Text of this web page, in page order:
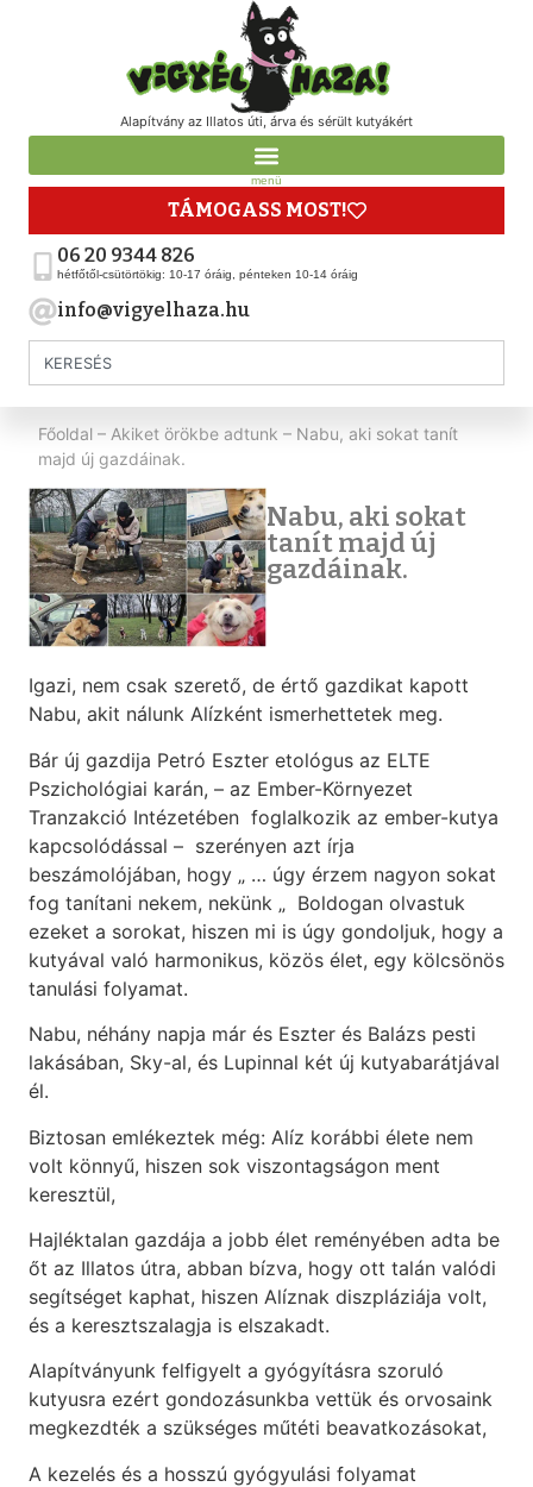
Alapítvány az Illatos úti, árva és sérült kutyákért
menü
TÁMOGASS MOST!
06 20 9344 826
hétfőtől-csütörtökig: 10-17 óráig, pénteken 10-14 óráig
info@vigyelhaza.hu
Főoldal – Akiket örökbe adtunk – Nabu, aki sokat tanít
majd új gazdáinak.
Nabu, aki sokat
tanít majd új
gazdáinak.
Igazi, nem csak szerető, de értő gazdikat kapott
Nabu, akit nálunk Alízként ismerhettetek meg.
Bár új gazdija Petró Eszter etológus az ELTE
Pszichológiai karán, – az Ember-Környezet
Tranzakció Intézetében foglalkozik az ember-kutya
kapcsolódással – szerényen azt írja
beszámolójában, hogy „ … úgy érzem nagyon sokat
fog tanítani nekem, nekünk „ Boldogan olvastuk
ezeket a sorokat, hiszen mi is úgy gondoljuk, hogy a
kutyával való harmonikus, közös élet, egy kölcsönös
tanulási folyamat.
Nabu, néhány napja már és Eszter és Balázs pesti
lakásában, Sky-al, és Lupinnal két új kutyabarátjával
él.
Biztosan emlékeztek még: Alíz korábbi élete nem
volt könnyű, hiszen sok viszontagságon ment
keresztül,
Hajléktalan gazdája a jobb élet reményében adta be
őt az Illatos útra, abban bízva, hogy ott talán valódi
segítséget kaphat, hiszen Alíznak diszpláziája volt,
és a keresztszalagja is elszakadt.
Alapítványunk felfigyelt a gyógyításra szoruló
kutyusra ezért gondozásunkba vettük és orvosaink
megkezdték a szükséges műtéti beavatkozásokat,
A kezelés és a hosszú gyógyulási folyamat